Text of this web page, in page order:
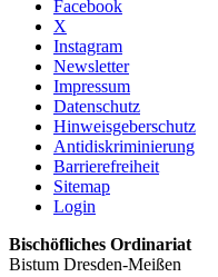
Facebook
X
Instagram
Newsletter
Impressum
Datenschutz
Hinweisgeberschutz
Antidiskriminierung
Barrierefreiheit
Sitemap
Login
Bischöfliches Ordinariat
Bistum Dresden-Meißen